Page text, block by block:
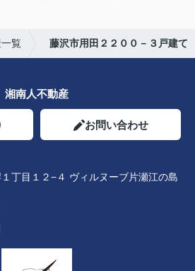
覧 藤沢市用田２２００－３戸建て
湘南人不動産
お問い合わせ
丁目１２−４ ヴィルヌーブ片瀬江の島